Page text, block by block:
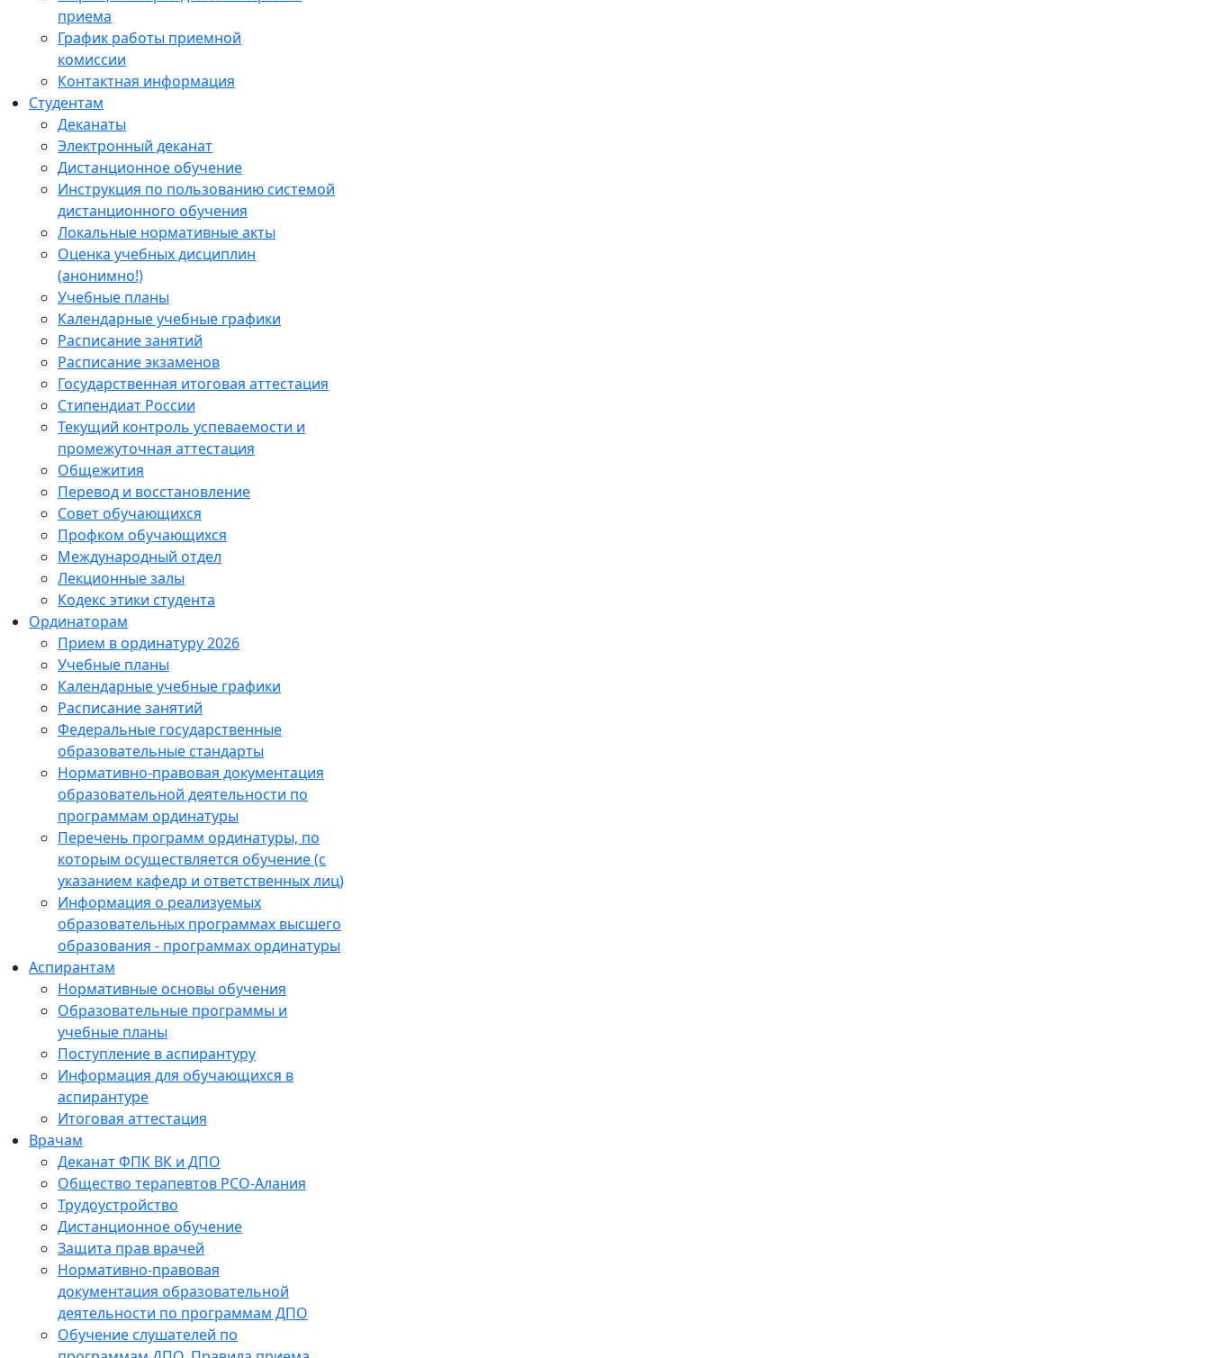
приема
График работы приемной
комиссии
Контактная информация
Студентам
Деканаты
Электронный деканат
Дистанционное обучение
Инструкция по пользованию системой
дистанционного обучения
Локальные нормативные акты
Оценка учебных дисциплин
(анонимно!)
Учебные планы
Календарные учебные графики
Расписание занятий
Расписание экзаменов
Государственная итоговая аттестация
Стипендиат России
Текущий контроль успеваемости и
промежуточная аттестация
Общежития
Перевод и восстановление
Совет обучающихся
Профком обучающихся
Международный отдел
Лекционные залы
Кодекс этики студента
Ординаторам
Прием в ординатуру 2026
Учебные планы
Календарные учебные графики
Расписание занятий
Федеральные государственные
образовательные стандарты
Нормативно-правовая документация
образовательной деятельности по
программам ординатуры
Перечень программ ординатуры, по
которым осуществляется обучение (с
указанием кафедр и ответственных лиц)
Информация о реализуемых
образовательных программах высшего
образования - программах ординатуры
Аспирантам
Нормативные основы обучения
Образовательные программы и
учебные планы
Поступление в аспирантуру
Информация для обучающихся в
аспирантуре
Итоговая аттестация
Врачам
Деканат ФПК ВК и ДПО
Общество терапевтов РСО-Алания
Трудоустройство
Дистанционное обучение
Защита прав врачей
Нормативно-правовая
документация образовательной
деятельности по программам ДПО
Обучение слушателей по